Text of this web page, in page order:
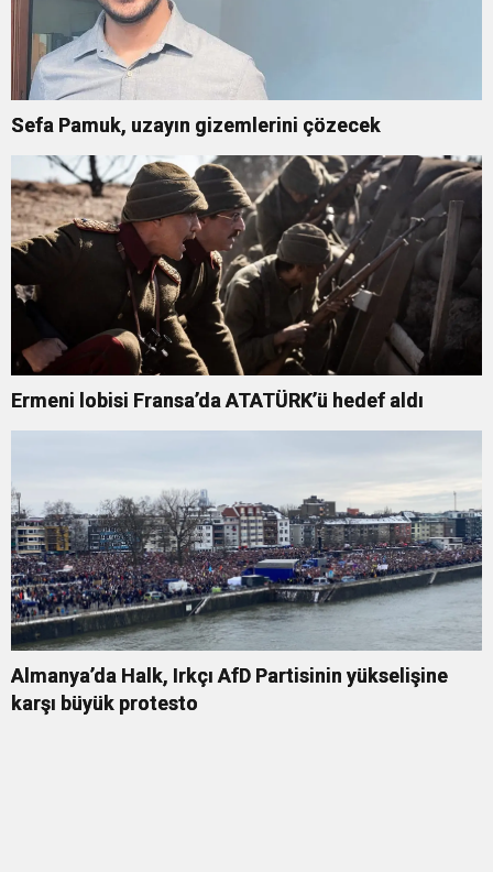
Sefa Pamuk, uzayın gizemlerini çözecek
Ermeni lobisi Fransa’da ATATÜRK’ü hedef aldı
Almanya’da Halk, Irkçı AfD Partisinin yükselişine
karşı büyük protesto